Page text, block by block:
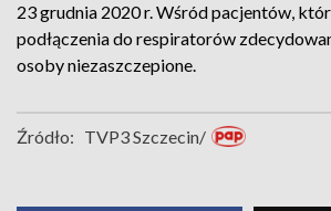
23 grudnia 2020 r. Wśród pacjentów,
podłączenia do respiratorów
osoby niezaszczepione.
Źródło: TVP3 Szczecin/